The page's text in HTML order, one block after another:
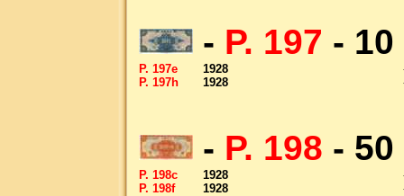
- P. 197 -
P. 197e 1928
P. 197h
1928
- P. 198 -
P. 198c 1928
P. 198f
1928